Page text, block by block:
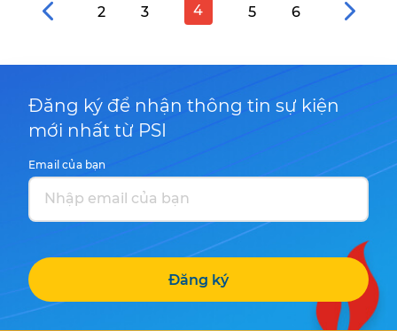
2 3 4 5 6
Đăng ký để nhận thông tin sự kiện
mới nhất từ PSI
Email của bạn
Đăng ký